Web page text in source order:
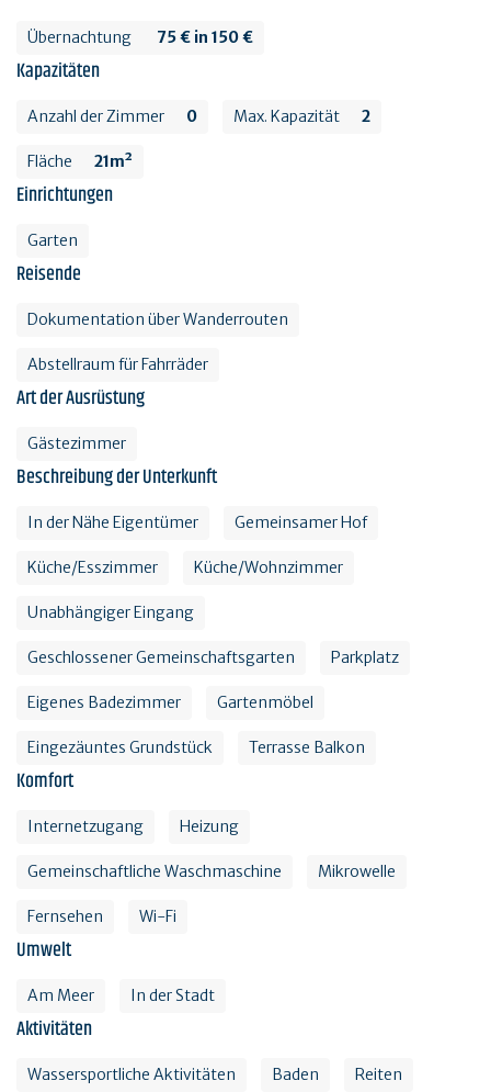
Übernachtung 75 € in 150 €
Kapazitäten
Anzahl der Zimmer 0 Max. Kapazität 2
Fläche 21m²
Einrichtungen
Garten
Reisende
Dokumentation über Wanderrouten
Abstellraum für Fahrräder
Art der Ausrüstung
Gästezimmer
Beschreibung der Unterkunft
In der Nähe Eigentümer Gemeinsamer Hof
Küche/Esszimmer Küche/Wohnzimmer
Unabhängiger Eingang
Geschlossener Gemeinschaftsgarten Parkplatz
Eigenes Badezimmer Gartenmöbel
Eingezäuntes Grundstück Terrasse Balkon
Komfort
Internetzugang Heizung
Gemeinschaftliche Waschmaschine Mikrowelle
Fernsehen Wi-Fi
Umwelt
Am Meer In der Stadt
Aktivitäten
Wassersportliche Aktivitäten Baden Reiten